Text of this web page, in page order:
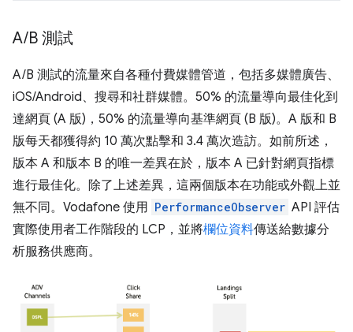
A/B 測試
A/B 測試的流量來自各種付費媒體管道，包括多媒體廣告、
iOS/Android、搜尋和社群媒體。50% 的流量導向最佳化到
達網頁 (A 版)，50% 的流量導向基準網頁 (B 版)。A 版和 B
版每天都獲得約 10 萬次點擊和 3.4 萬次造訪。如前所述，
版本 A 和版本 B 的唯一差異在於，版本 A 已針對網頁指標
進行最佳化。除了上述差異，這兩個版本在功能或外觀上並
無不同。Vodafone 使用 PerformanceObserver API 評估
實際使用者工作階段的 LCP，並將欄位資料傳送給數據分
析服務供應商。